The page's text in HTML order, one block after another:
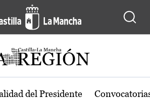
la región de Castilla-
del Presidente